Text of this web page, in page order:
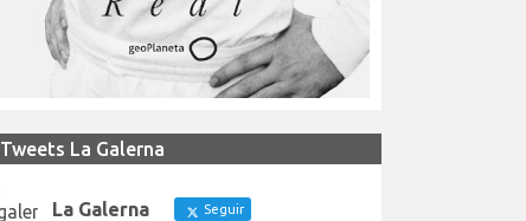
Tweets La Galerna
La Galerna Seguir